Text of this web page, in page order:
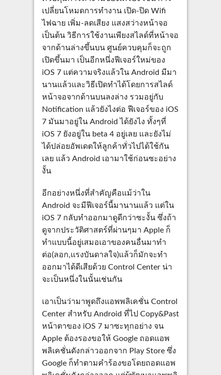
เปลี่ยนโหมดการทำงาน เปิด-ปิด Wifi
ไฟฉาย เพิ่ม-ลดเสียง แสงสว่างหน้าจอ
เป็นต้น วิธีการใช้งานเพียงสไลด์ที่หน้าจอ
จากด้านล่างขึ้นบน ศูนย์ควบคุมก็จะถูก
เปิดขึ้นมา เป็นอีกหนึ่งฟีเจอร์ใหม่ของ
iOS 7 แต่ความจริงแล้วใน Android มีมา
นานแล้วและวิธีเปิดทำได้โดยการสไลด์
หน้าจอจากด้านบนลงล่าง รวมอยู่กับ
Notification แล้วยังไงต่อ ฟีเจอร์ของ iOS
7 มันมาอยู่ใน Android ได้ยังไง ทั้งๆที่
iOS 7 ยังอยู่ใน beta 4 อยู่เลย และยังไม่
ได้ปล่อยอัพเดตให้ลูกค้าทั่วไปได้ใช้กัน
เลย แล้ว Android เอามาใช้ก่อนซะอย่าง
งั้น
อีกอย่างหนึ่งที่สำคัญคือแม้ว่าใน
Android จะมีฟีเจอร์นี้มานานแล้ว แต่ใน
iOS 7 กลับทำออกมาดูดีกว่าซะงั้น ซึ่งถ้า
ดูจากประวัติศาสตร์ที่ผ่านๆมา Apple ก็
ทำแบบนี้อยู่เสมอเอาของคนอื่นมาทำ
ต่อ(ลอก,แรงบันดาลใจ)แล้วก็มักจะทำ
ออกมาได้ดีเสียด้วย Control Center น่า
จะเป็นหนึ่งในนั้นเช่นกัน
เอาเป็นว่ามาพูดถึงแอพพลิเคชั่น Control
Center สำหรับ Android ที่ไป Copy&Past
หน้าตาของ iOS 7 มาซะทุกอย่าง จน
Apple ต้องรองขอให้ Google ถอดแอพ
พลิเคชั่นดังกล่าวออกจาก Play Store ซึ่ง
Google ก็ทำตามคำร้องขอโดยถอดแอพ